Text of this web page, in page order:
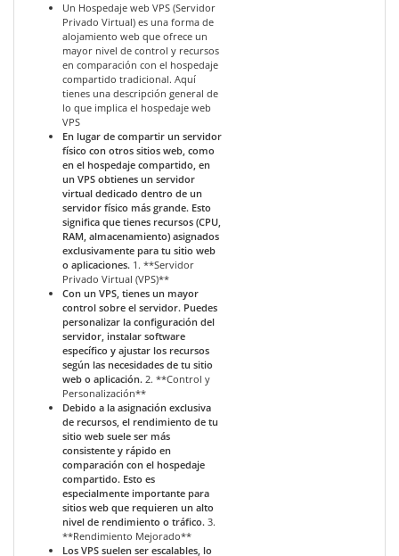
Un Hospedaje web VPS (Servidor
Privado Virtual) es una forma de
alojamiento web que ofrece un
mayor nivel de control y recursos
en comparación con el hospedaje
compartido tradicional. Aquí
tienes una descripción general de
lo que implica el hospedaje web
VPS
En lugar de compartir un servidor
físico con otros sitios web, como
en el hospedaje compartido, en
un VPS obtienes un servidor
virtual dedicado dentro de un
servidor físico más grande. Esto
significa que tienes recursos (CPU,
RAM, almacenamiento) asignados
exclusivamente para tu sitio web
o aplicaciones. 1. **Servidor
Privado Virtual (VPS)**
Con un VPS, tienes un mayor
control sobre el servidor. Puedes
personalizar la configuración del
servidor, instalar software
específico y ajustar los recursos
según las necesidades de tu sitio
web o aplicación. 2. **Control y
Personalización**
Debido a la asignación exclusiva
de recursos, el rendimiento de tu
sitio web suele ser más
consistente y rápido en
comparación con el hospedaje
compartido. Esto es
especialmente importante para
sitios web que requieren un alto
nivel de rendimiento o tráfico. 3.
**Rendimiento Mejorado**
Los VPS suelen ser escalables, lo